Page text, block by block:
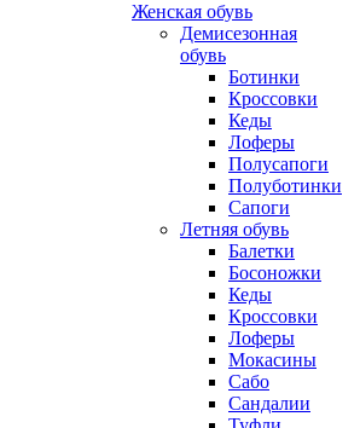
Женская обувь
Демисезонная
обувь
Ботинки
Кроссовки
Кеды
Лоферы
Полусапоги
Полуботинки
Сапоги
Летняя обувь
Балетки
Босоножки
Кеды
Кроссовки
Лоферы
Мокасины
Сабо
Сандалии